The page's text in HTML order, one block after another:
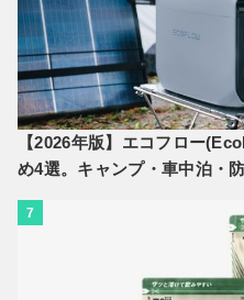
【2026年版】エコフロー
め4選。キャンプ・車中泊・
7